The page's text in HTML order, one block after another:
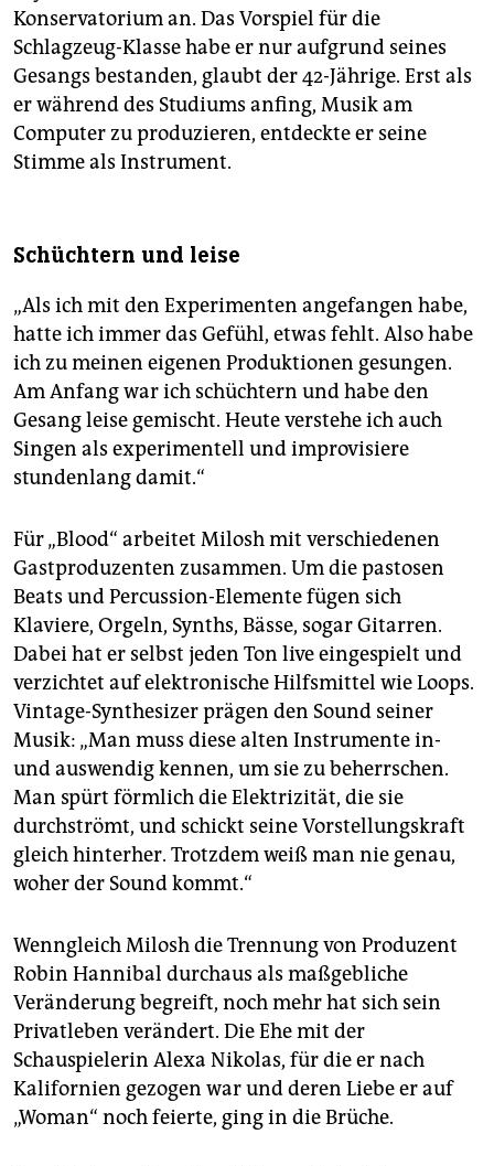
Konservatorium an. Das Vorspiel für die
Schlagzeug-Klasse habe er nur aufgrund seines
Gesangs bestanden, glaubt der 42-Jährige. Erst als
er während des Studiums anfing, Musik am
Computer zu produzieren, entdeckte er seine
Stimme als Instrument.
Schüchtern und leise
„Als ich mit den Experimenten angefangen habe,
hatte ich immer das Gefühl, etwas fehlt. Also habe
ich zu meinen eigenen Produktionen gesungen.
Am Anfang war ich schüchtern und habe den
Gesang leise gemischt. Heute verstehe ich auch
Singen als experimentell und improvisiere
stundenlang damit.“
Für „Blood“ arbeitet Milosh mit verschiedenen
Gastproduzenten zusammen. Um die pastosen
Beats und Percussion-Elemente fügen sich
Klaviere, Orgeln, Synths, Bässe, sogar Gitarren.
Dabei hat er selbst jeden Ton live eingespielt und
verzichtet auf elektronische Hilfsmittel wie Loops.
Vintage-Synthesizer prägen den Sound seiner
Musik: „Man muss diese alten Instrumente in-
und auswendig kennen, um sie zu beherrschen.
Man spürt förmlich die Elektrizität, die sie
durchströmt, und schickt seine Vorstellungskraft
gleich hinterher. Trotzdem weiß man nie genau,
woher der Sound kommt.“
Wenngleich Milosh die Trennung von Produzent
Robin Hannibal durchaus als maßgebliche
Veränderung begreift, noch mehr hat sich sein
Privatleben verändert. Die Ehe mit der
Schauspielerin Alexa Nikolas, für die er nach
Kalifornien gezogen war und deren Liebe er auf
„Woman“ noch feierte, ging in die Brüche.